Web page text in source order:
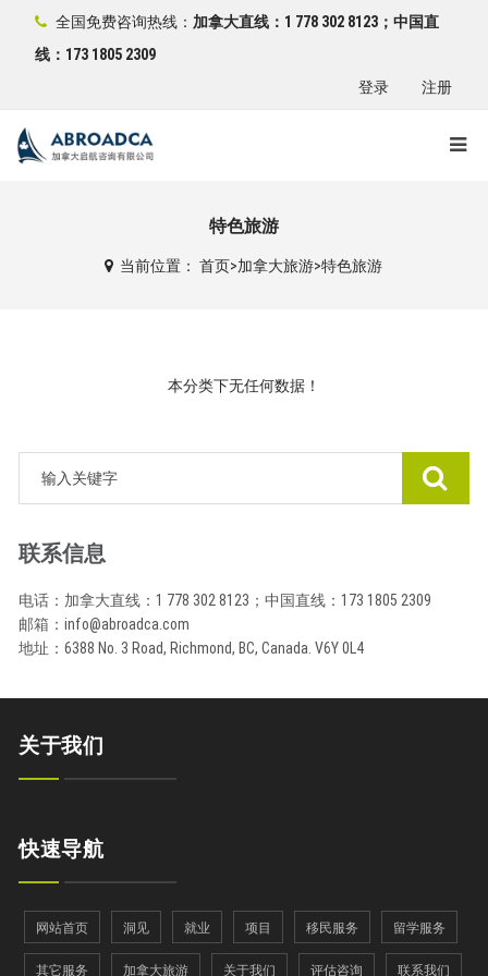
全国免费咨询热线： 加拿大直线：1 778 302 8123；中国直
线：173 1805 2309
注册
登录
特色旅游
当前位置：首页>加拿大旅游>特色旅游
本分类下无任何数据！
联系信息
电话：加拿大直线：1 778 302 8123；中国直线：173 1805 2309
邮箱：info@abroadca.com
地址：6388 No. 3 Road, Richmond, BC, Canada. V6Y 0L4
关于我们
快速导航
网站首页 洞见 就业 项目 移民服务 留学服务
其它服务 加拿大旅游 关于我们 评估咨询 联系我们